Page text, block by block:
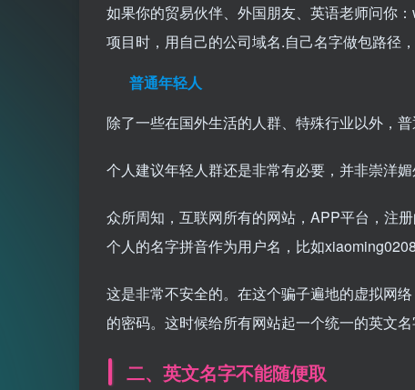
如果你的贸易伙伴、外国朋友、英语老师问你
项目时，用自己的公司域名.自己名字做包路径
普通年轻人
除了一些在国外生活的人群、特殊行业以外，
个人建议年轻人群还是非常有必要，并非崇洋
众所周知，互联网所有的网站，APP平台，注
个人的名字拼音作为用户名，比如
这是非常不安全的。在这个骗子遍地的虚拟网
的密码。这时候给所有网站起一个统一的英文
二、英文名字不能随便取